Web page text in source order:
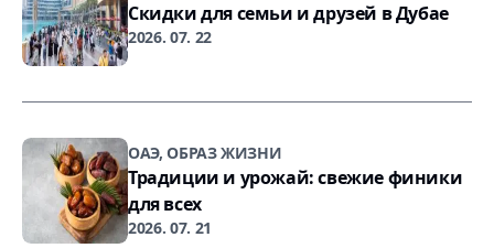
Скидки для семьи и друзей в Дубае
2026. 07. 22
ОАЭ, ОБРАЗ ЖИЗНИ
Традиции и урожай: свежие финики
для всех
2026. 07. 21